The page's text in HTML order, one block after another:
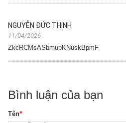
NGUYỄN ĐỨC THỊNH
11/04/2026 .
ZkcRCMsASbmupKNuskBpmF
Bình luận của bạn
Tên*